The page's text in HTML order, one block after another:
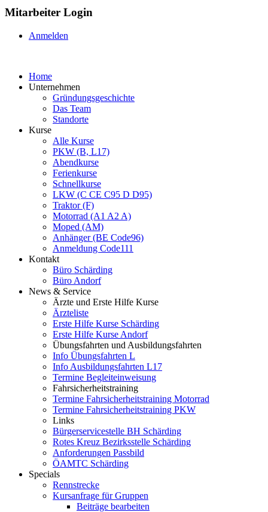
Mitarbeiter Login
Anmelden
Home
Unternehmen
Gründungsgeschichte
Das Team
Standorte
Kurse
Alle Kurse
PKW (B, L17)
Abendkurse
Ferienkurse
Schnellkurse
LKW (C CE C95 D D95)
Traktor (F)
Motorrad (A1 A2 A)
Moped (AM)
Anhänger (BE Code96)
Anmeldung Code111
Kontakt
Büro Schärding
Büro Andorf
News & Service
Ärzte und Erste Hilfe Kurse
Ärzteliste
Erste Hilfe Kurse Schärding
Erste Hilfe Kurse Andorf
Übungsfahrten und Ausbildungsfahrten
Info Übungsfahrten L
Info Ausbildungsfahrten L17
Termine Begleiteinweisung
Fahrsicherheitstraining
Termine Fahrsicherheitstraining Motorrad
Termine Fahrsicherheitstraining PKW
Links
Bürgerservicestelle BH Schärding
Rotes Kreuz Bezirksstelle Schärding
Anforderungen Passbild
ÖAMTC Schärding
Specials
Rennstrecke
Kursanfrage für Gruppen
Beiträge bearbeiten